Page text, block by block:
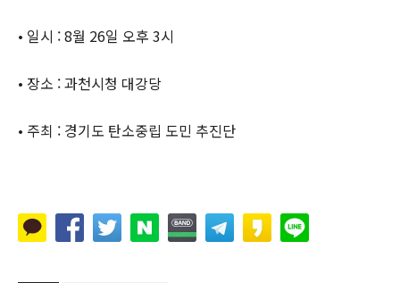
• 일시 : 8월 26일 오후 3시
• 장소 : 과천시청 대강당
• 주최 : 경기도 탄소중립 도민 추진단